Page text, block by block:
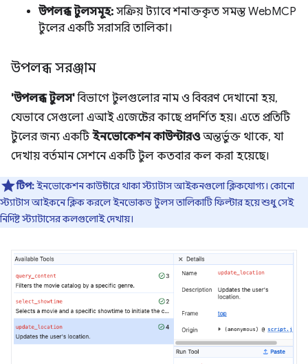
উপলব্ধ টুলসমূহ: সক্রিয় ট্যাবে শনাক্তকৃত সমস্ত WebMCP
টুলের একটি সরাসরি তালিকা।
উপলব্ধ সরঞ্জাম
'উপলব্ধ টুলস'বিভাগে টুলগুলোর নাম ও বিবরণ দেখানো হয়,
যেভাবে সেগুলো এআই এজেন্টের কাছে প্রদর্শিত হয়। এতে প্রতিটি
টুলের জন্য একটিইনভোকেশন কাউন্টারওঅন্তর্ভুক্ত থাকে, যা
দেখায় বর্তমান সেশনে একটি টুল কতবার কল করা হয়েছে।
টিপ:ইনভোকেশন কাউন্টারে থাকা স্ট্যাটাস আইকনগুলো ক্লিকযোগ্য। কোনো
স্ট্যাটাস আইকনে ক্লিক করলে ইনভোকড টুলস তালিকাটি ফিল্টার হয়ে শুধু সেই
নির্দিষ্ট স্ট্যাটাসের কলগুলোই দেখায়।